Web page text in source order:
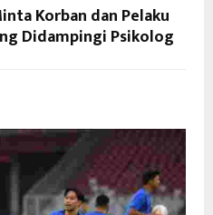
Korban dan Pelaku
Didampingi Psikolog